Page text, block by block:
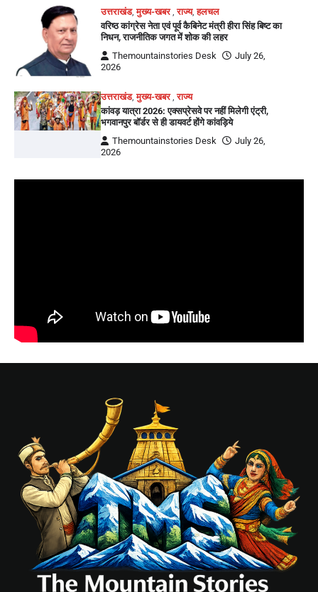
उत्तराखंड,मुख्य-खबर ,राज्य,हलचल
वरिष्ठ कांग्रेस नेता एवं पूर्व कैबिनेट मंत्री हीरा सिंह बिष्ट का
निधन, राजनीतिक जगत में शोक की लहर
Themountainstories Desk
July 26,
2026
उत्तराखंड,मुख्य-खबर ,राज्य
कांवड़ यात्रा 2026: एक्सप्रेसवे पर नहीं मिलेगी एंट्री,
भगवानपुर बॉर्डर से ही डायवर्ट होंगे कांवड़िये
Themountainstories Desk
July 26,
2026